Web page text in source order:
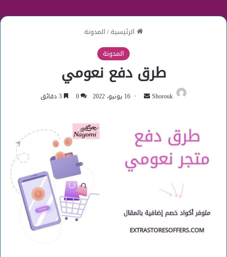
الرئيسية/المدونة
المدونة
طرق دفع نعومي
Shorouk
أرسل 16 يونيو، 2022 0